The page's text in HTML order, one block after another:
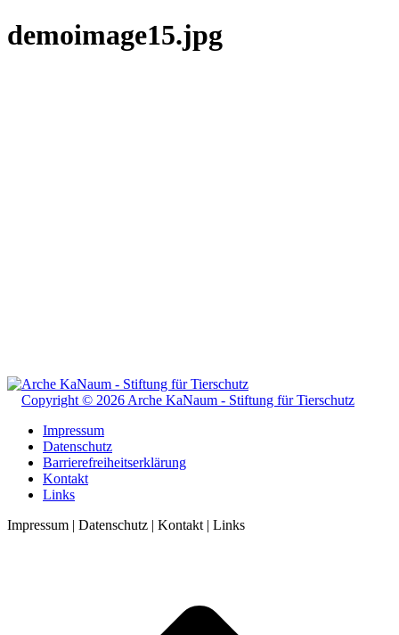
demoimage15.jpg
Copyright © 2026 Arche KaNaum - Stiftung für Tierschutz
Impressum
Datenschutz
Barrierefreiheitserklärung
Kontakt
Links
Impressum | Datenschutz | Kontakt | Links